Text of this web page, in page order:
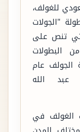
السعودي للغولف،
"الجولات
تنص على
البطولات
الجولف عام
عبد الله
الغولف في